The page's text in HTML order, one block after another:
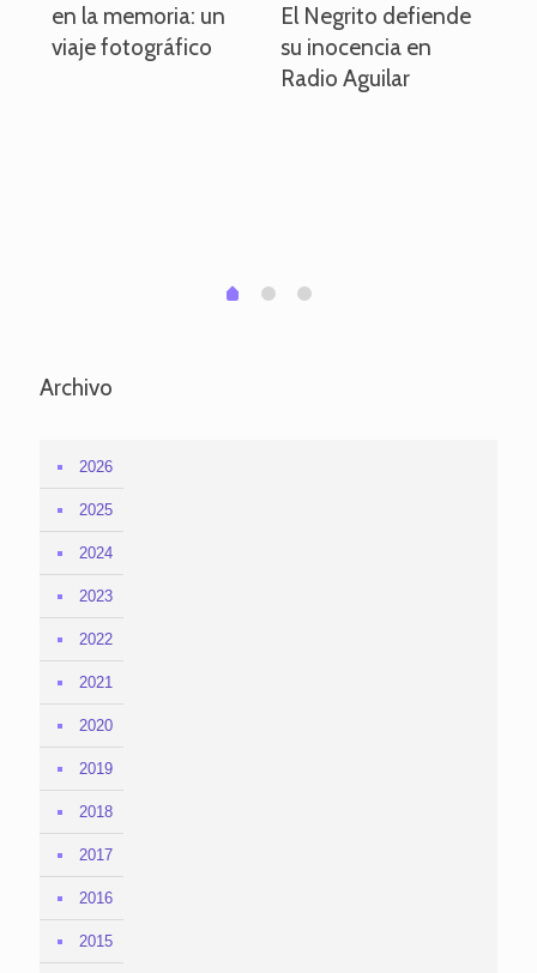
en la memoria: un
viaje fotográfico
El Negrito defiende
su inocencia en
Radio Aguilar
0 1 2
Archivo
2026
2025
2024
2023
2022
2021
2020
2019
2018
2017
2016
2015